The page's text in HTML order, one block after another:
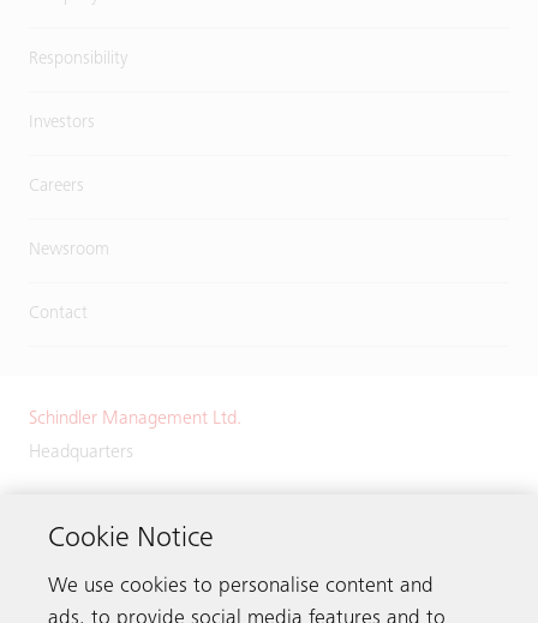
Responsibility
Investors
Careers
Newsroom
Contact
Schindler Management Ltd.
Headquarters
6030 Ebikon
Cookie Notice
We use cookies to personalise content and